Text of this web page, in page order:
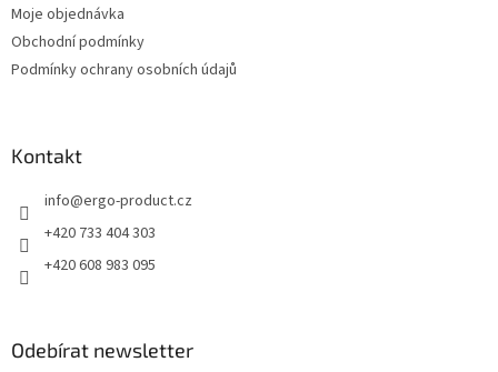
Moje objednávka
Obchodní podmínky
Podmínky ochrany osobních údajů
Kontakt
info@ergo-product.cz
+420 733 404 303
+420 608 983 095
Odebírat newsletter